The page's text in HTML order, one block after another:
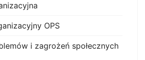
OPS
i zagrożeń społecznych